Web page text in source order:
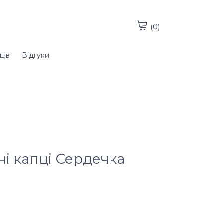
(0)
Відгуки
капці Сердечка